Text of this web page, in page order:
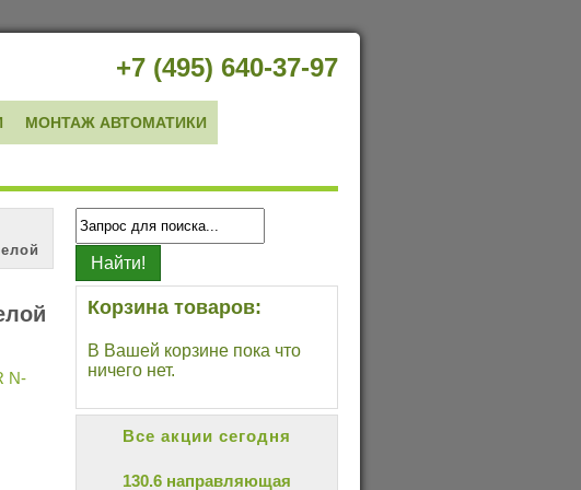
+7 (495) 640-37-97
МОНТАЖ АВТОМАТИКИ
Корзина товаров:
В Вашей корзине пока что
ничего нет.
Все акции сегодня
130.6 направляющая